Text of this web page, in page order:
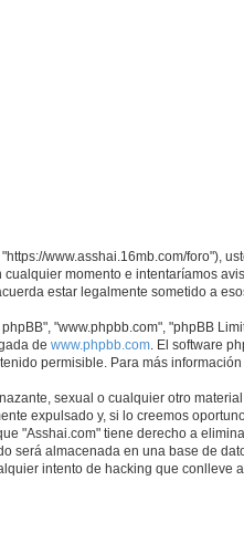
www.asshai.16mb.com/foro"),
momento e intentaríamos
estar legalmente sometido a
"www.phpbb.com", "phpBB
de www.phpbb.com . El software
permisible. Para más
sexual o cualquier otro
expulsado y, si lo creemos
"Asshai.com" tiene derecho a
almacenada en una base de
intento de hacking que conlleve